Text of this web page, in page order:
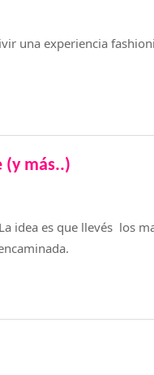
una experiencia
(y más..)
idea es que llevés los